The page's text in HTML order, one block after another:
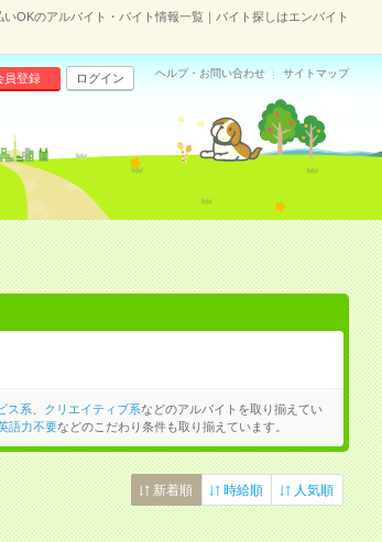
いOKのアルバイト・バイト情報一覧｜バイト探しはエンバイト
員登録 ログイン ヘルプ・お問い合わせ サイトマップ
ス系 クリエイティブ系などのアルバイトを取り揃えてい
語力不要などのこだわり条件も取り揃えています。
新着順 時給順 人気順